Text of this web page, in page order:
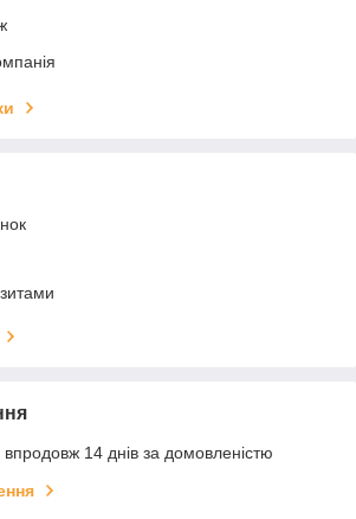
14 днів за домовленістю